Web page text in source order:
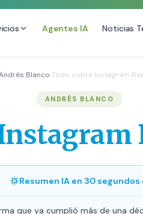
Agentes IA Noticias
Diseño Web Premium
Blanco›Todo sobre Instagram
ANDRÉS BLANCO
Resumen IA en 30 segundos
que ya cumplió más de una